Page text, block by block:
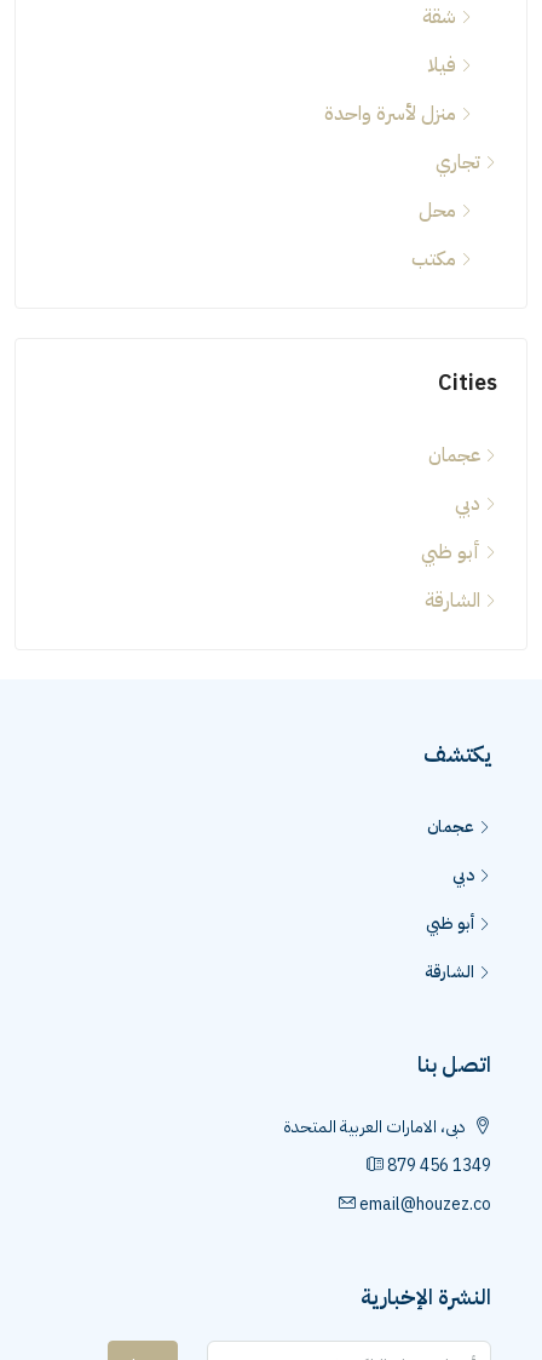
شقة
فيلا
منزل لأسرة واحدة
تجاري
محل
مكتب
Cities
عجمان
دبي
أبو ظبي
الشارقة
يكتشف
عجمان
دبي
أبو ظبي
الشارقة
اتصل بنا
دبى، الامارات العربية المتحدة
879 456 1349
email@houzez.co
النشرة الإخبارية